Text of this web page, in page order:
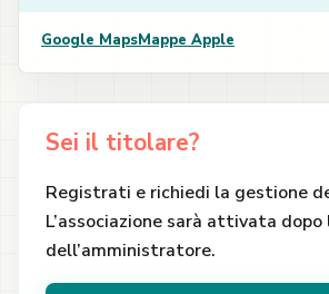
Google MapsMappe Apple
Sei il titolare?
Registrati e richiedi la gestione
L’associazione sarà attivata dopo
dell’amministratore.